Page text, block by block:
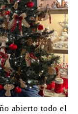
abierto todo el